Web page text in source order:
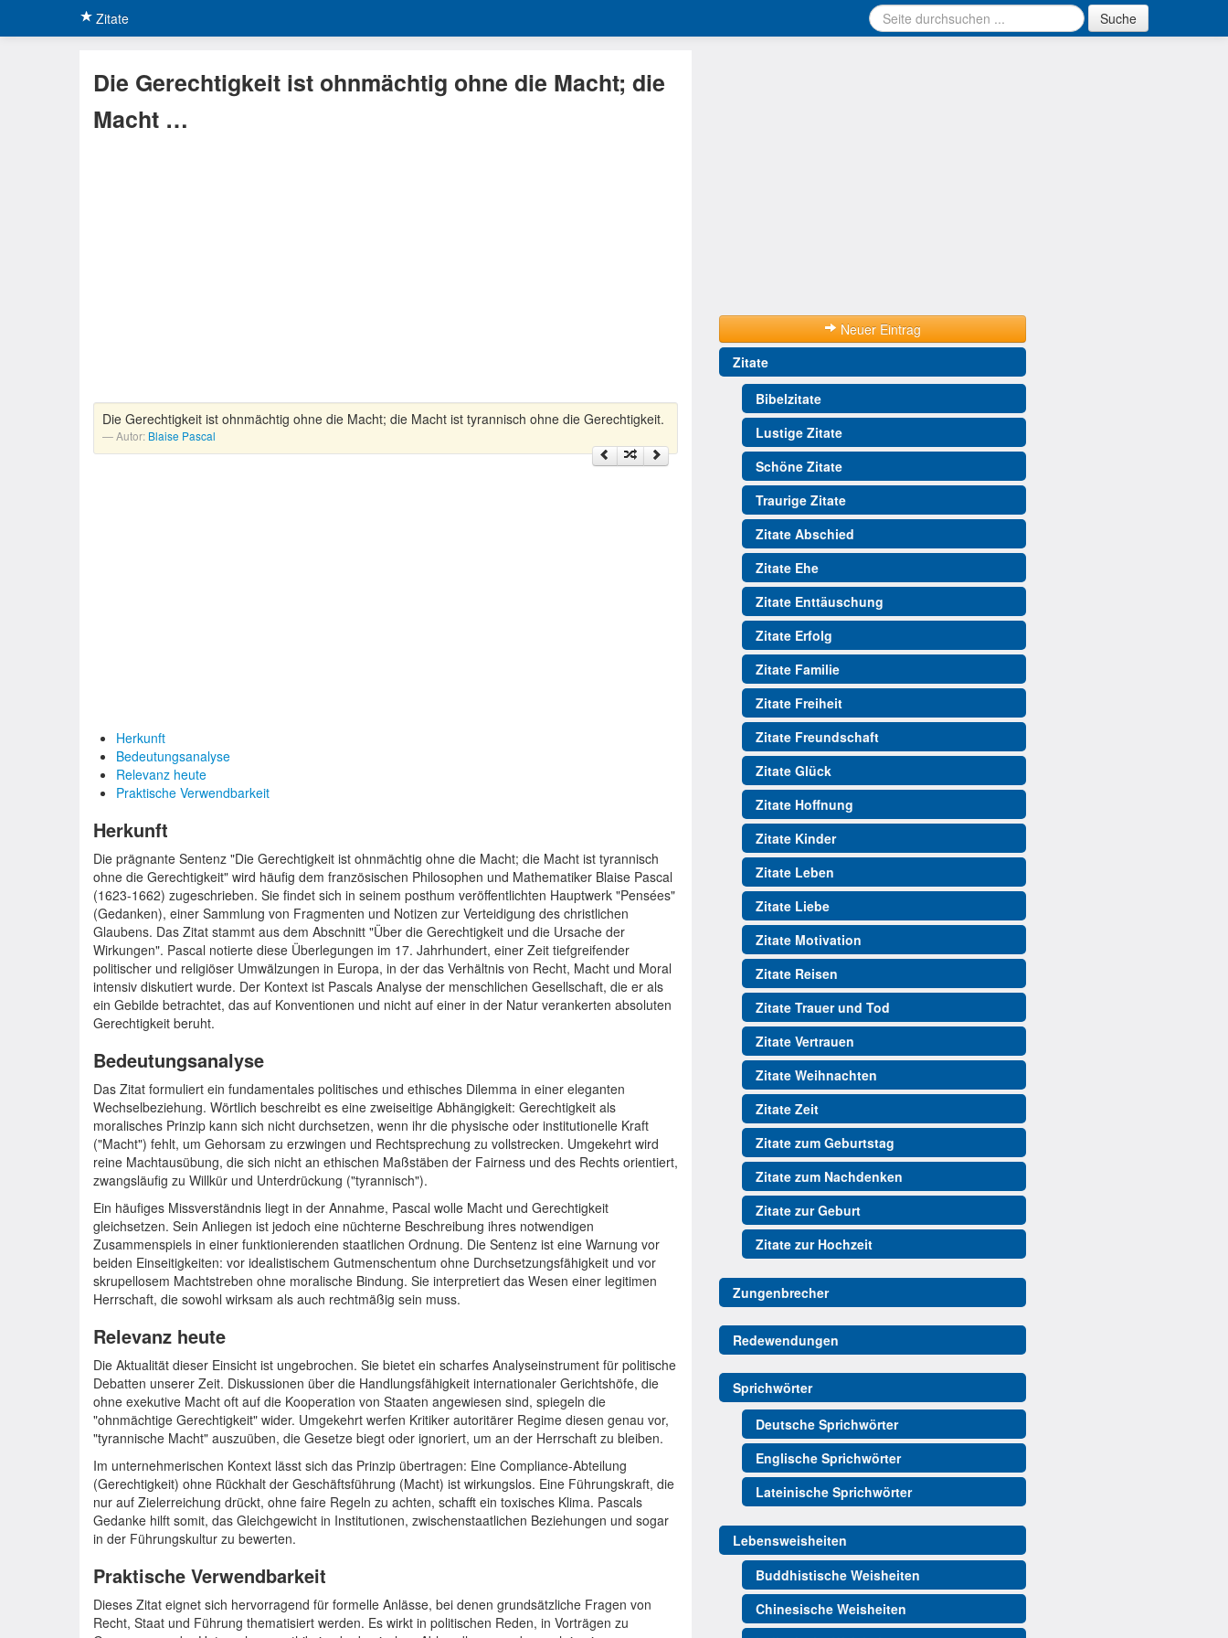
Zitate Suche
Die Gerechtigkeit ist ohnmächtig ohne die Macht; die
Macht …
Die Gerechtigkeit ist ohnmächtig ohne die Macht; die Macht ist tyrannisch ohne die Gerechtigkeit.
Autor: Blaise Pascal
Herkunft
Bedeutungsanalyse
Relevanz heute
Praktische Verwendbarkeit
Herkunft
Die prägnante Sentenz "Die Gerechtigkeit ist ohnmächtig ohne die Macht; die Macht ist tyrannisch
ohne die Gerechtigkeit" wird häufig dem französischen Philosophen und Mathematiker Blaise Pascal
(1623-1662) zugeschrieben. Sie findet sich in seinem posthum veröffentlichten Hauptwerk "Pensées"
(Gedanken), einer Sammlung von Fragmenten und Notizen zur Verteidigung des christlichen
Glaubens. Das Zitat stammt aus dem Abschnitt "Über die Gerechtigkeit und die Ursache der
Wirkungen". Pascal notierte diese Überlegungen im 17. Jahrhundert, einer Zeit tiefgreifender
politischer und religiöser Umwälzungen in Europa, in der das Verhältnis von Recht, Macht und Moral
intensiv diskutiert wurde. Der Kontext ist Pascals Analyse der menschlichen Gesellschaft, die er als
ein Gebilde betrachtet, das auf Konventionen und nicht auf einer in der Natur verankerten absoluten
Gerechtigkeit beruht.
Bedeutungsanalyse
Das Zitat formuliert ein fundamentales politisches und ethisches Dilemma in einer eleganten
Wechselbeziehung. Wörtlich beschreibt es eine zweiseitige Abhängigkeit: Gerechtigkeit als
moralisches Prinzip kann sich nicht durchsetzen, wenn ihr die physische oder institutionelle Kraft
("Macht") fehlt, um Gehorsam zu erzwingen und Rechtsprechung zu vollstrecken. Umgekehrt wird
reine Machtausübung, die sich nicht an ethischen Maßstäben der Fairness und des Rechts orientiert,
zwangsläufig zu Willkür und Unterdrückung ("tyrannisch").
Ein häufiges Missverständnis liegt in der Annahme, Pascal wolle Macht und Gerechtigkeit
gleichsetzen. Sein Anliegen ist jedoch eine nüchterne Beschreibung ihres notwendigen
Zusammenspiels in einer funktionierenden staatlichen Ordnung. Die Sentenz ist eine Warnung vor
beiden Einseitigkeiten: vor idealistischem Gutmenschentum ohne Durchsetzungsfähigkeit und vor
skrupellosem Machtstreben ohne moralische Bindung. Sie interpretiert das Wesen einer legitimen
Herrschaft, die sowohl wirksam als auch rechtmäßig sein muss.
Relevanz heute
Die Aktualität dieser Einsicht ist ungebrochen. Sie bietet ein scharfes Analyseinstrument für politische
Debatten unserer Zeit. Diskussionen über die Handlungsfähigkeit internationaler Gerichtshöfe, die
ohne exekutive Macht oft auf die Kooperation von Staaten angewiesen sind, spiegeln die
"ohnmächtige Gerechtigkeit" wider. Umgekehrt werfen Kritiker autoritärer Regime diesen genau vor,
"tyrannische Macht" auszuüben, die Gesetze biegt oder ignoriert, um an der Herrschaft zu bleiben.
Im unternehmerischen Kontext lässt sich das Prinzip übertragen: Eine Compliance-Abteilung
(Gerechtigkeit) ohne Rückhalt der Geschäftsführung (Macht) ist wirkungslos. Eine Führungskraft, die
nur auf Zielerreichung drückt, ohne faire Regeln zu achten, schafft ein toxisches Klima. Pascals
Gedanke hilft somit, das Gleichgewicht in Institutionen, zwischenstaatlichen Beziehungen und sogar
in der Führungskultur zu bewerten.
Praktische Verwendbarkeit
Dieses Zitat eignet sich hervorragend für formelle Anlässe, bei denen grundsätzliche Fragen von
Recht, Staat und Führung thematisiert werden. Es wirkt in politischen Reden, in Vorträgen zu
Neuer Eintrag
Zitate
Bibelzitate
Lustige Zitate
Schöne Zitate
Traurige Zitate
Zitate Abschied
Zitate Ehe
Zitate Enttäuschung
Zitate Erfolg
Zitate Familie
Zitate Freiheit
Zitate Freundschaft
Zitate Glück
Zitate Hoffnung
Zitate Kinder
Zitate Leben
Zitate Liebe
Zitate Motivation
Zitate Reisen
Zitate Trauer und Tod
Zitate Vertrauen
Zitate Weihnachten
Zitate Zeit
Zitate zum Geburtstag
Zitate zum Nachdenken
Zitate zur Geburt
Zitate zur Hochzeit
Zungenbrecher
Redewendungen
Sprichwörter
Deutsche Sprichwörter
Englische Sprichwörter
Lateinische Sprichwörter
Lebensweisheiten
Buddhistische Weisheiten
Chinesische Weisheiten